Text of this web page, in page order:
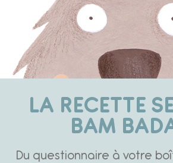
LA RECETTE
BAM
Du questionnaire à votre